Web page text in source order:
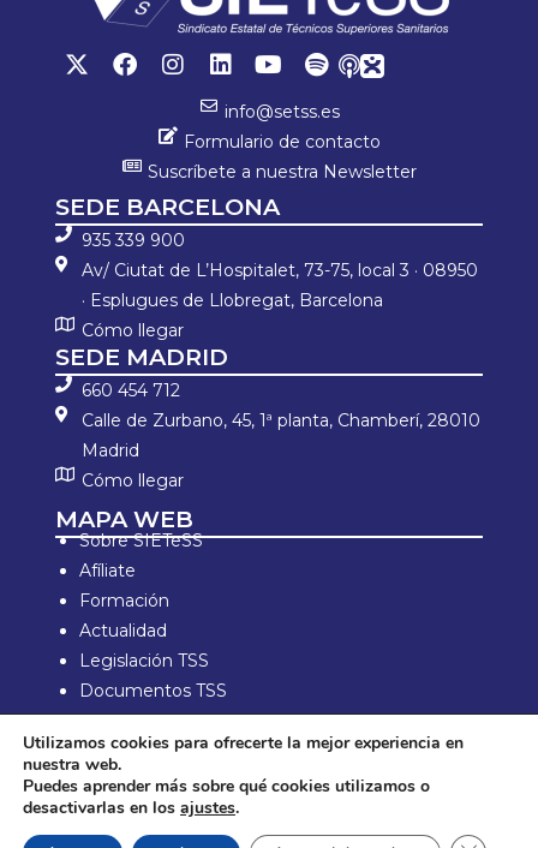
info@setss.es
Formulario de contacto
Suscríbete a nuestra Newsletter
SEDE BARCELONA
935 339 900
Av/ Ciutat de L’Hospitalet, 73-75, local 3 · 08950
· Esplugues de Llobregat, Barcelona
Cómo llegar
SEDE MADRID
660 454 712
Calle de Zurbano, 45, 1ª planta, Chamberí, 28010
Madrid
Cómo llegar
MAPA WEB
Sobre SIETeSS
Afíliate
Formación
Actualidad
Legislación TSS
Documentos TSS
Información laboral
Zona de Socios
Aviso Legal y política de privacidad
Política de compra y devolución
Utilizamos cookies para ofrecerte la mejor experiencia en
nuestra web.
Puedes aprender más sobre qué cookies utilizamos o
desactivarlas en los ajustes.